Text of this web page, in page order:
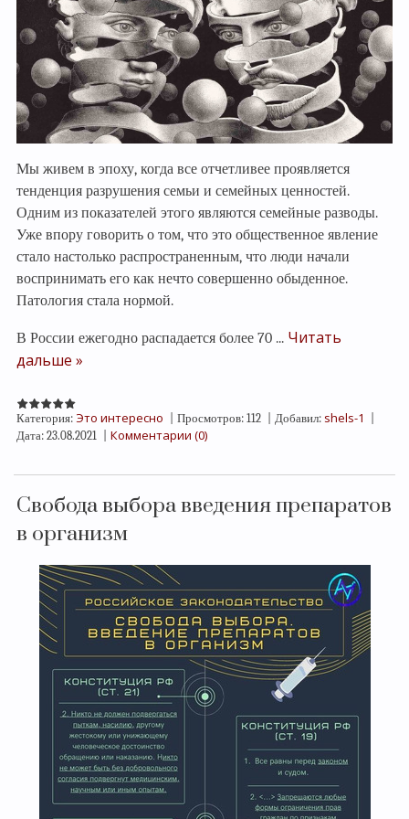
Мы живем в эпоху, когда все отчетливее проявляется
тенденция разрушения семьи и семейных ценностей.
Одним из показателей этого являются семейные разводы.
Уже впору говорить о том, что это общественное явление
стало настолько распространенным, что люди начали
воспринимать его как нечто совершенно обыденное.
Патология стала нормой.
В России ежегодно распадается более 70 ... Читать
дальше »
Категория: Это интересно Просмотров: 112 Добавил: shels-1
Дата: 23.08.2021 Комментарии (0)
Свобода выбора введения препаратов
в организм